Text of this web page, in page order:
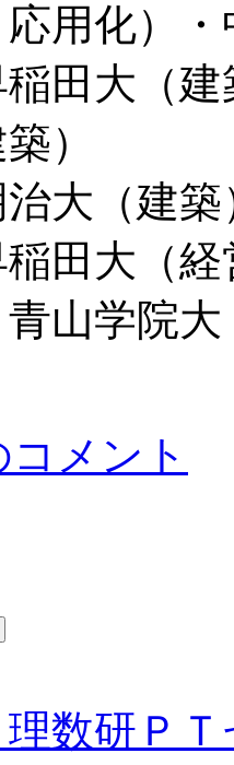
・中央
田大（建
）
建築
田大（経
・青山
メント
数研Ｐ